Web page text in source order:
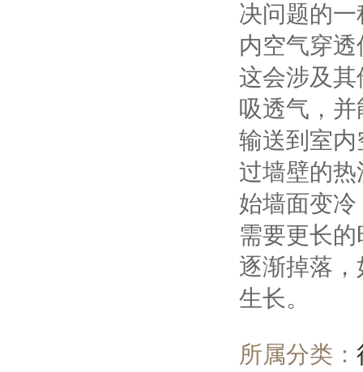
决问题的
内空气穿
这会涉及
吸透气，
输送到室
过墙壁的
始墙面变
需要更长
逐渐掉落
生长。
所属分类：